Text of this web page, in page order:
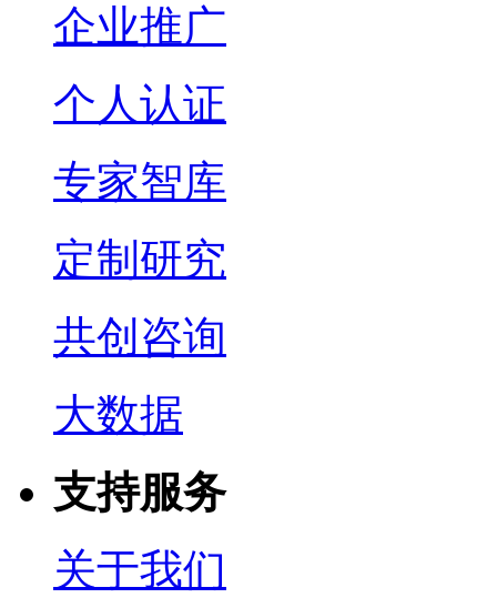
企业推广
个人认证
专家智库
定制研究
共创咨询
大数据
支持服务
关于我们